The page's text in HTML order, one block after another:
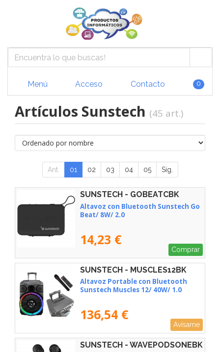
Menú Acceso Contacto 0
Artículos Sunstech (45 art.)
Ant. 01 02 03 04 05 Sig.
SUNSTECH - GOBEATCBK
Altavoz con Bluetooth Sunstech Go
Beat/ 8W/ 2.0
14,23 €
Comprar
SUNSTECH - MUSCLES12BK
Altavoz Portable con Bluetooth
Sunstech Muscles 12/ 40W/ 1.0
136,54 €
Avísame
SUNSTECH - WAVEPODSONEBK